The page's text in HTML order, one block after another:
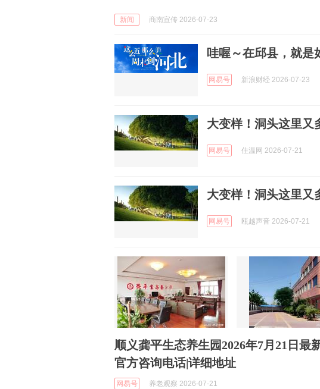
新闻 商南宣传 2026-07-23
哇喔～在邱县，就是
网易号 新浪财经 2026-07-23
大变样！洞头这里又
网易号 住温网 2026-07-21
大变样！洞头这里又
网易号 瓯越声音 2026-07-21
顺义龚平生态养生园2026年7月21日最
官方咨询电话|详细地址
网易号 养老观察 2026-07-21